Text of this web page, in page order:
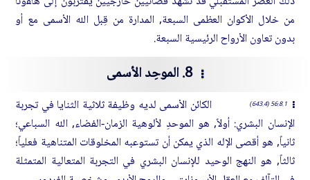
من خلال الأكوان العظمى السبعة, المدارة من قِبل الله الأسمى مع أو
بدون تعاون الأرواح الرئيسية السبعة.
8. الموحِد الأسمى
56:8.1 (643.4)
الكائن الأسمى لديه وظيفة ثلاثية الثنايا في تجربة
الإنسان البشري: أولاً, هو الموحدِ لألوهية الزمان-الفضاء, الله السباعي؛
ثانياً, هو أقصى الإله الذي يمكن أن تستوعبه المخلوقات المتناهية فعلياً؛
ثالثاً, هو النهج الوحيد للإنسان البشري في التجربة المتعالية المتمثلة